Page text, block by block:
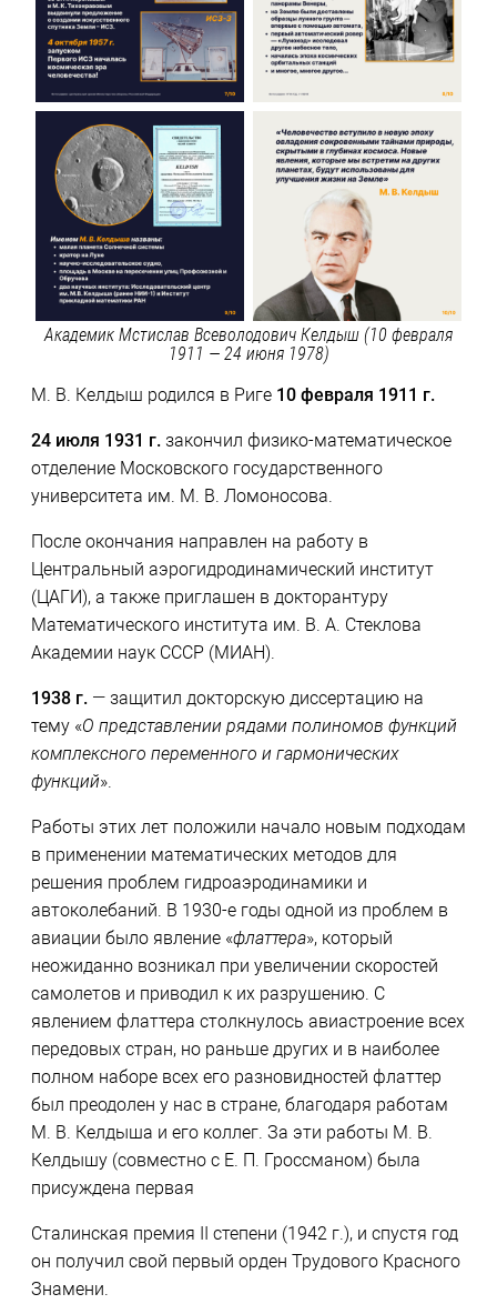
Академик Мстислав Всеволодович Келдыш (10 февраля
1911 — 24 июня 1978)
М. В. Келдыш родился в Риге 10 февраля 1911 г.
24 июля 1931 г.закончил физико-математическое
отделение Московского государственного
университета им. М. В. Ломоносова.
После окончания направлен на работу в
Центральный аэрогидродинамический институт
(ЦАГИ), а также приглашен в докторантуру
Математического института им. В. А. Стеклова
Академии наук СССР (МИАН).
1938 г.— защитил докторскую диссертацию на
тему «О представлении рядами полиномов функций
комплексного переменного и гармонических
функций».
Работы этих лет положили начало новым подходам
в применении математических методов для
решения проблем гидроаэродинамики и
автоколебаний. В 1930-е годы одной из проблем в
авиации было явление «флаттера», который
неожиданно возникал при увеличении скоростей
самолетов и приводил к их разрушению. С
явлением флаттера столкнулось авиастроение всех
передовых стран, но раньше других и в наиболее
полном наборе всех его разновидностей флаттер
был преодолен у нас в стране, благодаря работам
М. В. Келдыша и его коллег. За эти работы М. В.
Келдышу (совместно с Е. П. Гроссманом) была
присуждена первая
Сталинская премия II степени (1942 г.), и спустя год
он получил свой первый орден Трудового Красного
Знамени.